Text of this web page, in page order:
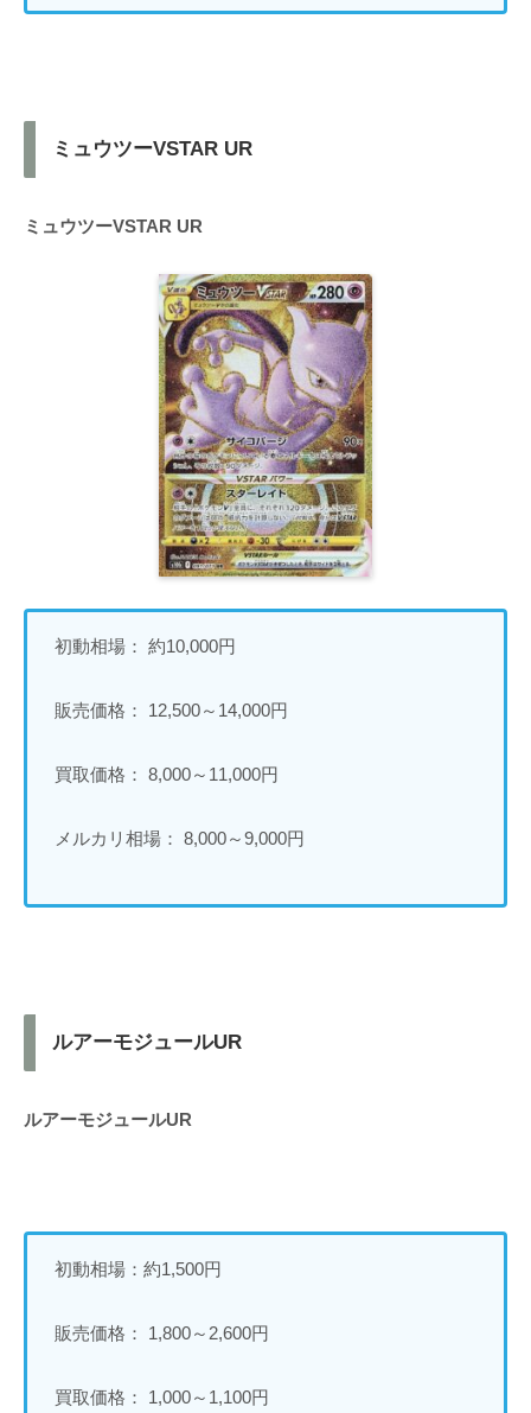
ミュウツーVSTAR UR
ミュウツーVSTAR UR
初動相場： 約10,000円
販売価格： 12,500～14,000円
買取価格： 8,000～11,000円
メルカリ相場： 8,000～9,000円
ルアーモジュールUR
ルアーモジュールUR
初動相場：約1,500円
販売価格： 1,800～2,600円
買取価格： 1,000～1,100円